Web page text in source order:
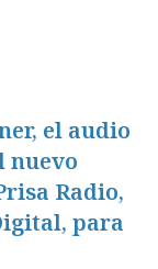
el audio
nuevo
Radio,
para